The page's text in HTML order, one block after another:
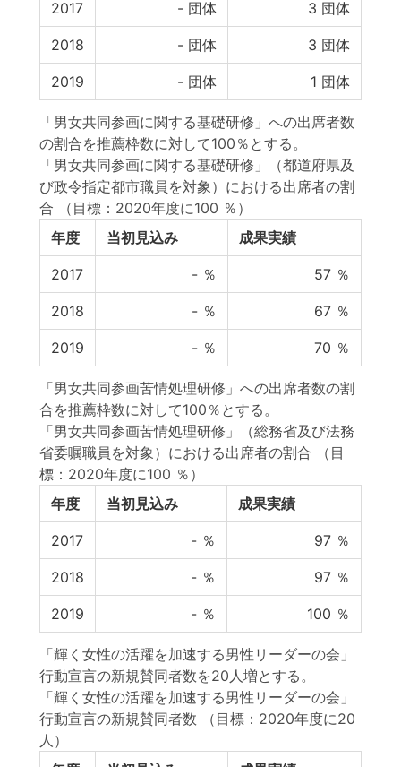
2017 - 団体 3 団体
2018 - 団体 3 団体
2019 - 団体 1 団体
「男女共同参画に関する基礎研修」への出席者数
の割合を推薦枠数に対して100％とする。
「男女共同参画に関する基礎研修」（都道府県及
び政令指定都市職員を対象）における出席者の割
合
（目標：2020年度に100 ％）
年度
当初見込み 成果実績
2017 - ％ 57 ％
2018 - ％ 67 ％
2019 - ％ 70 ％
「男女共同参画苦情処理研修」への出席者数の割
合を推薦枠数に対して100％とする。
「男女共同参画苦情処理研修」（総務省及び法務
省委嘱職員を対象）における出席者の割合
（目
標：2020年度に100 ％）
年度
当初見込み 成果実績
2017 - ％ 97 ％
2018 - ％ 97 ％
2019 - ％ 100 ％
「輝く女性の活躍を加速する男性リーダーの会」
行動宣言の新規賛同者数を20人増とする。
「輝く女性の活躍を加速する男性リーダーの会」
行動宣言の新規賛同者数
（目標：2020年度に20
人）